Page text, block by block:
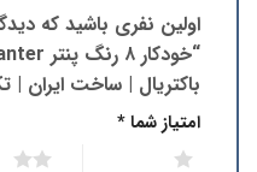
اولین نفری باشید که
“خودکار ۸ رنگ پنتر Panter
باکتریال | ساخت ایران
امتیاز شما*